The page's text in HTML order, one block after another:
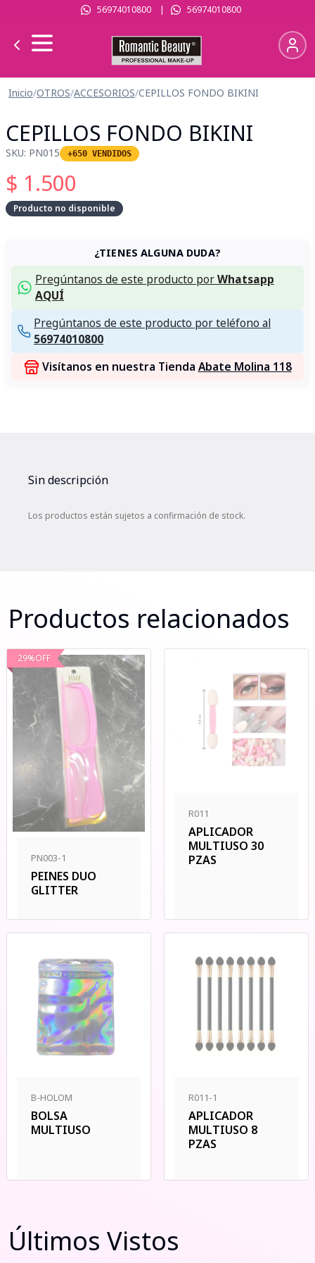
56974010800| 56974010800
Inicio/OTROS/ACCESORIOS/CEPILLOS FONDO BIKINI
CEPILLOS FONDO BIKINI
SKU: PN015 +650 VENDIDOS
$ 1.500
Producto no disponible
¿TIENES ALGUNA DUDA?
Pregúntanos de este producto porWhatsapp
AQUÍ
Pregúntanos de este producto por teléfono al
56974010800
Visítanos en nuestra Tienda Abate Molina 118
Sin descripción
Los productos están sujetos a confirmación de stock.
Productos relacionados
29%OFF
PN003-1
PEINES DUO
GLITTER
R011
APLICADOR
MULTIUSO 30
PZAS
B-HOLOM
BOLSA
MULTIUSO
R011-1
APLICADOR
MULTIUSO 8
PZAS
Últimos Vistos